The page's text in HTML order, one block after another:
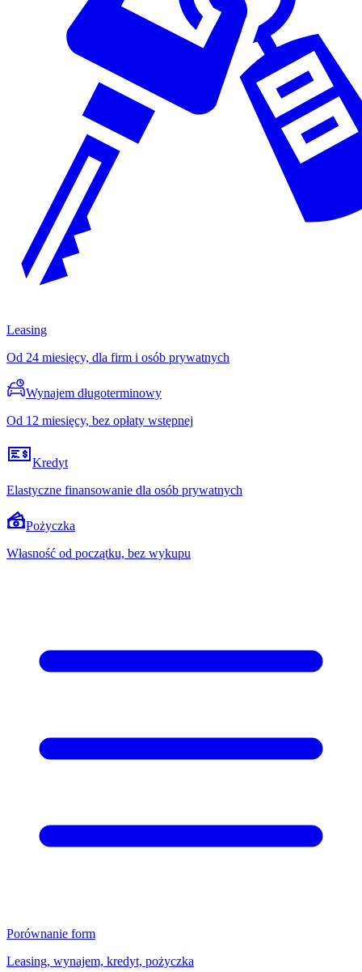
Leasing
Od 24 miesięcy, dla firm i osób prywatnych
Wynajem długoterminowy
Od 12 miesięcy, bez opłaty wstępnej
Kredyt
Elastyczne finansowanie dla osób prywatnych
Pożyczka
Własność od początku, bez wykupu
Porównanie form
Leasing, wynajem, kredyt, pożyczka